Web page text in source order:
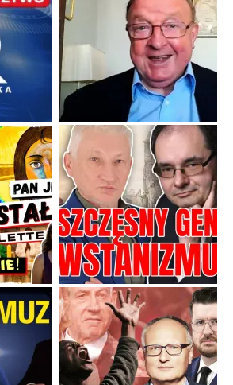
czasy. Maryjna alternatywa dla
smartfonów....